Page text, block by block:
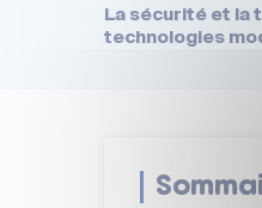
La sécurité et la
technologies